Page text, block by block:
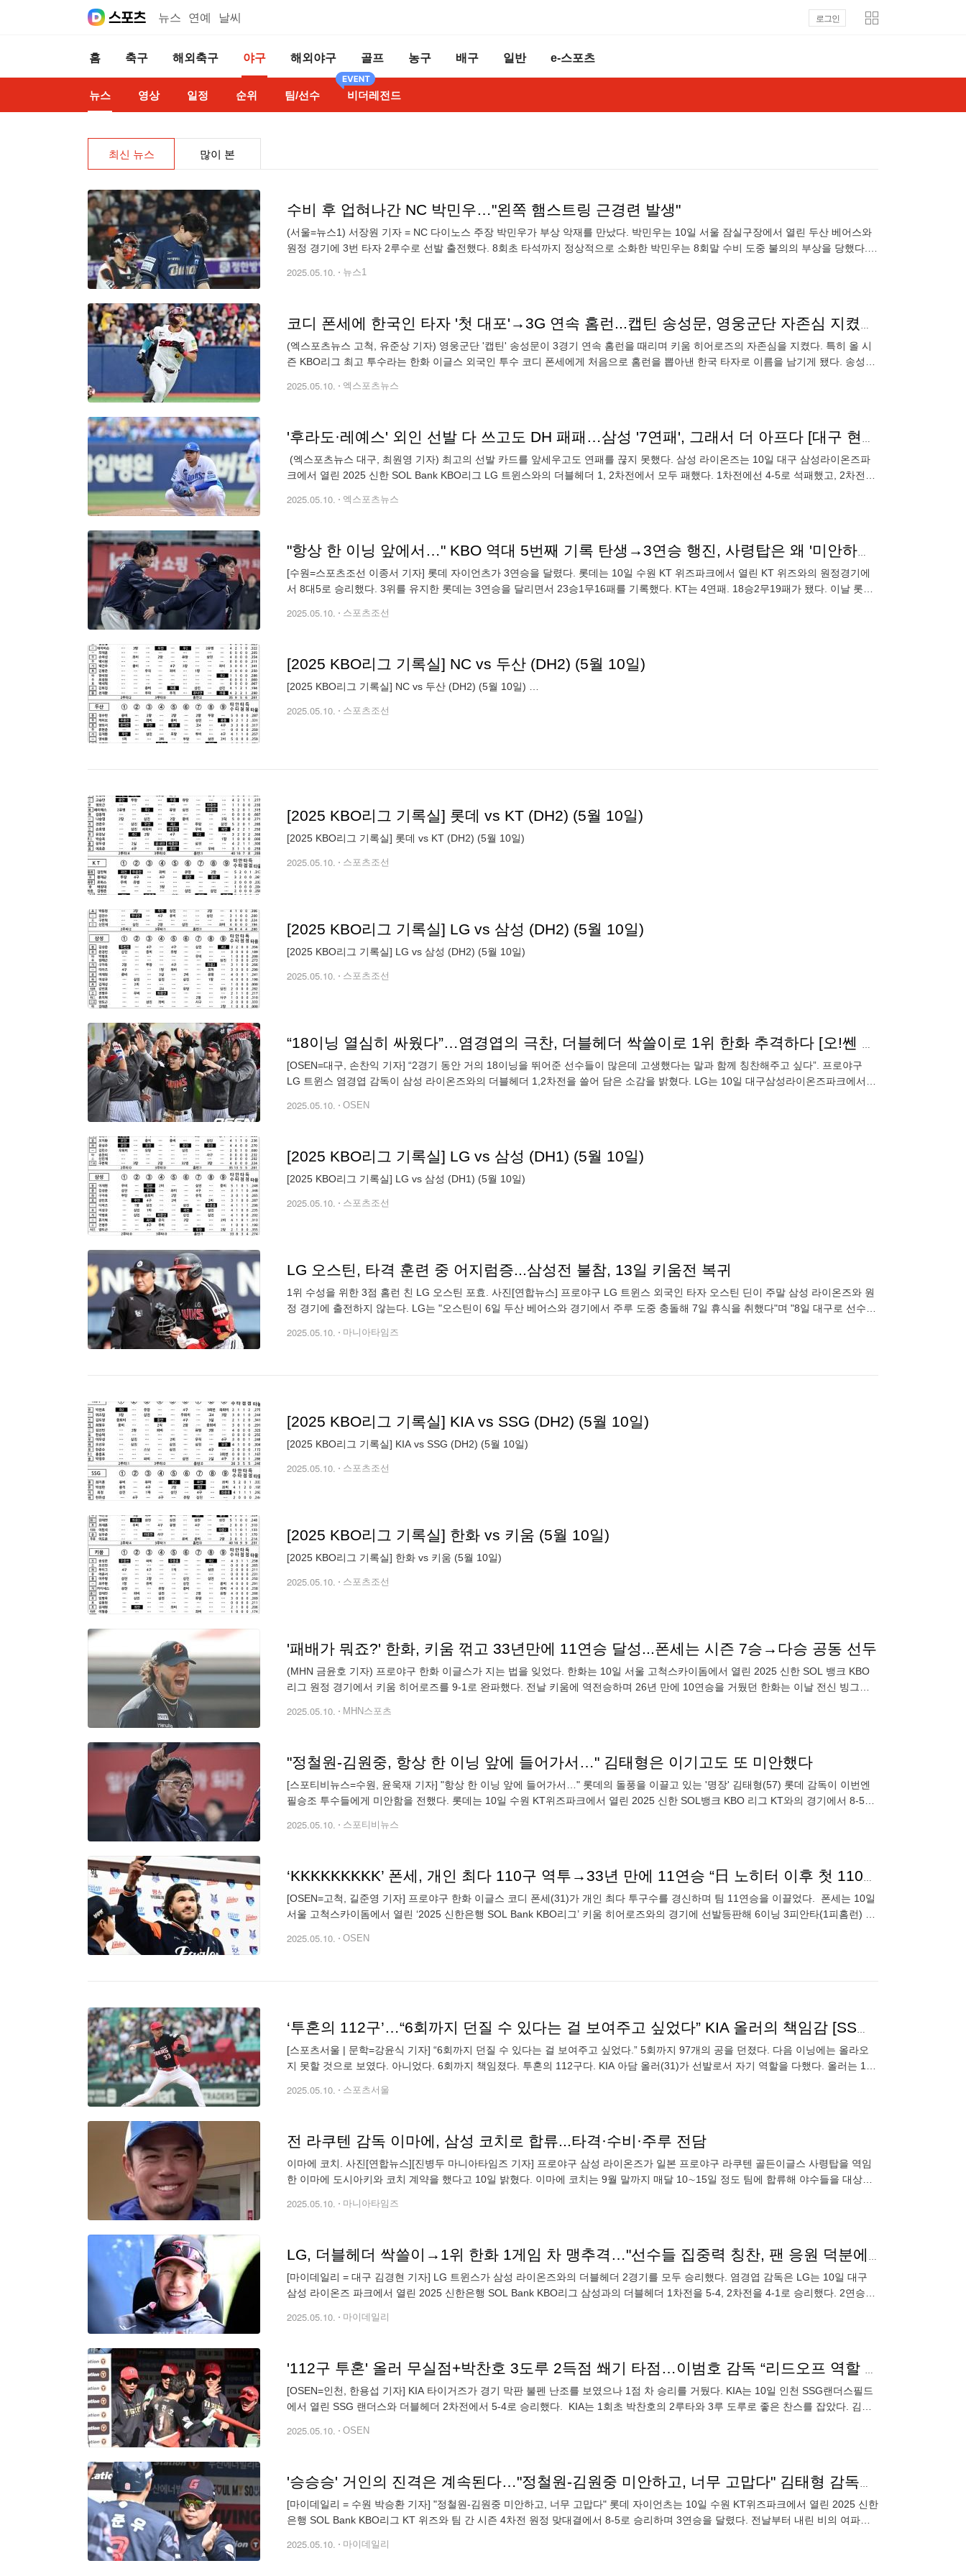
뉴스 연예 날씨 로그인
홈 축구 해외축구 야구 해외야구 골프 농구 배구 일반 e-스포츠
뉴스 영상 일정 순위 팀/선수 비더레전드
최신 뉴스 많이 본
수비 후 업혀나간 NC 박민우…"왼쪽 햄스트링 근경련 발생"
(서울=뉴스1) 서장원 기자 = NC 다이노스 주장 박민우가 부상 악재를 만났다. 박민우는 10일 서울 잠실구장에서 열린 두산 베어스와
원정 경기에 3번 타자 2루수로 선발 출전했다. 8회초 타석까지 정상적으로 소화한 박민우는 8회말 수비 도중 불의의 부상을 당했다. 1
2025.05.10. 뉴스1
코디 폰세에 한국인 타자 '첫 대포'→3G 연속 홈런...캡틴 송성문, 영웅군단 자존심 지켰다 [고척 현장]
(엑스포츠뉴스 고척, 유준상 기자) 영웅군단 '캡틴' 송성문이 3경기 연속 홈런을 때리며 키움 히어로즈의 자존심을 지켰다. 특히 올 시
즌 KBO리그 최고 투수라는 한화 이글스 외국인 투수 코디 폰세에게 처음으로 홈런을 뽑아낸 한국 타자로 이름을 남기게 됐다. 송성문
2025.05.10. 엑스포츠뉴스
'후라도·레예스' 외인 선발 다 쓰고도 DH 패패…삼성 '7연패', 그래서 더 아프다 [대구 현장]
​ (엑스포츠뉴스 대구, 최원영 기자) 최고의 선발 카드를 앞세우고도 연패를 끊지 못했다. 삼성 라이온즈는 10일 대구 삼성라이온즈파
크에서 열린 2025 신한 SOL Bank KBO리그 LG 트윈스와의 더블헤더 1, 2차전에서 모두 패했다. 1차전에선 4-5로 석패했고, 2차전에
2025.05.10. 엑스포츠뉴스
"항상 한 이닝 앞에서…" KBO 역대 5번째 기록 탄생→3연승 행진, 사령탑은 왜 '미안하다' 했을까
[수원=스포츠조선 이종서 기자] 롯데 자이언츠가 3연승을 달렸다. 롯데는 10일 수원 KT 위즈파크에서 열린 KT 위즈와의 원정경기에
서 8대5로 승리했다. 3위를 유지한 롯데는 3연승을 달리면서 23승1무16패를 기록했다. KT는 4연패. 18승2무19패가 됐다. 이날 롯데
2025.05.10. 스포츠조선
[2025 KBO리그 기록실] NC vs 두산 (DH2) (5월 10일)
[2025 KBO리그 기록실] NC vs 두산 (DH2) (5월 10일) …
2025.05.10. 스포츠조선
[2025 KBO리그 기록실] 롯데 vs KT (DH2) (5월 10일)
[2025 KBO리그 기록실] 롯데 vs KT (DH2) (5월 10일)
2025.05.10. 스포츠조선
[2025 KBO리그 기록실] LG vs 삼성 (DH2) (5월 10일)
[2025 KBO리그 기록실] LG vs 삼성 (DH2) (5월 10일)
2025.05.10. 스포츠조선
“18이닝 열심히 싸웠다”…염경엽의 극찬, 더블헤더 싹쓸이로 1위 한화 추격하다 [오!쎈 대구]
[OSEN=대구, 손찬익 기자] “2경기 동안 거의 18이닝을 뛰어준 선수들이 많은데 고생했다는 말과 함께 칭찬해주고 싶다”. 프로야구
LG 트윈스 염경엽 감독이 삼성 라이온즈와의 더블헤더 1,2차전을 쓸어 담은 소감을 밝혔다. LG는 10일 대구삼성라이온즈파크에서
2025.05.10. OSEN
[2025 KBO리그 기록실] LG vs 삼성 (DH1) (5월 10일)
[2025 KBO리그 기록실] LG vs 삼성 (DH1) (5월 10일)
2025.05.10. 스포츠조선
LG 오스틴, 타격 훈련 중 어지럼증...삼성전 불참, 13일 키움전 복귀
1위 수성을 위한 3점 홈런 친 LG 오스틴 포효. 사진[연합뉴스] 프로야구 LG 트윈스 외국인 타자 오스틴 딘이 주말 삼성 라이온즈와 원
정 경기에 출전하지 않는다. LG는 "오스틴이 6일 두산 베어스와 경기에서 주루 도중 충돌해 7일 휴식을 취했다"며 "8일 대구로 선수단
2025.05.10. 마니아타임즈
[2025 KBO리그 기록실] KIA vs SSG (DH2) (5월 10일)
[2025 KBO리그 기록실] KIA vs SSG (DH2) (5월 10일)
2025.05.10. 스포츠조선
[2025 KBO리그 기록실] 한화 vs 키움 (5월 10일)
[2025 KBO리그 기록실] 한화 vs 키움 (5월 10일)
2025.05.10. 스포츠조선
'패배가 뭐죠?' 한화, 키움 꺾고 33년만에 11연승 달성...폰세는 시즌 7승→다승 공동 선두
(MHN 금윤호 기자) 프로야구 한화 이글스가 지는 법을 잊었다. 한화는 10일 서울 고척스카이돔에서 열린 2025 신한 SOL 뱅크 KBO
리그 원정 경기에서 키움 히어로즈를 9-1로 완파했다. 전날 키움에 역전승하며 26년 만에 10연승을 거뒀던 한화는 이날 전신 빙그레
2025.05.10. MHN스포츠
"정철원-김원중, 항상 한 이닝 앞에 들어가서…" 김태형은 이기고도 또 미안했다
[스포티비뉴스=수원, 윤욱재 기자] "항상 한 이닝 앞에 들어가서…" 롯데의 돌풍을 이끌고 있는 '명장' 김태형(57) 롯데 감독이 이번엔
필승조 투수들에게 미안함을 전했다. 롯데는 10일 수원 KT위즈파크에서 열린 2025 신한 SOL뱅크 KBO 리그 KT와의 경기에서 8-5로
2025.05.10. 스포티비뉴스
‘KKKKKKKKK’ 폰세, 개인 최다 110구 역투→33년 만에 11연승 “日 노히터 이후 첫 110구, 언제든 팀에 기여하고 싶어” [오!쎈 고척]
[OSEN=고척, 길준영 기자] 프로야구 한화 이글스 코디 폰세(31)가 개인 최다 투구수를 경신하며 팀 11연승을 이끌었다. 폰세는 10일
서울 고척스카이돔에서 열린 ‘2025 신한은행 SOL Bank KBO리그’ 키움 히어로즈와의 경기에 선발등판해 6이닝 3피안타(1피홈런) 2
2025.05.10. OSEN
‘투혼의 112구’…“6회까지 던질 수 있다는 걸 보여주고 싶었다” KIA 올러의 책임감 [SS스타]
[스포츠서울 | 문학=강윤식 기자] “6회까지 던질 수 있다는 걸 보여주고 싶었다.” 5회까지 97개의 공을 던졌다. 다음 이닝에는 올라오
지 못할 것으로 보였다. 아니었다. 6회까지 책임졌다. 투혼의 112구다. KIA 아담 올러(31)가 선발로서 자기 역할을 다했다. 올러는 10
2025.05.10. 스포츠서울
전 라쿠텐 감독 이마에, 삼성 코치로 합류...타격·수비·주루 전담
이마에 코치. 사진[연합뉴스][진병두 마니아타임즈 기자] 프로야구 삼성 라이온즈가 일본 프로야구 라쿠텐 골든이글스 사령탑을 역임
한 이마에 도시아키와 코치 계약을 했다고 10일 밝혔다. 이마에 코치는 9월 말까지 매달 10∼15일 정도 팀에 합류해 야수들을 대상으
2025.05.10. 마니아타임즈
LG, 더블헤더 싹쓸이→1위 한화 1게임 차 맹추격…"선수들 집중력 칭찬, 팬 응원 덕분에 모두 승리" [MD대구]
[마이데일리 = 대구 김경현 기자] LG 트윈스가 삼성 라이온즈와의 더블헤더 2경기를 모두 승리했다. 염경엽 감독은 LG는 10일 대구
삼성 라이온즈 파크에서 열린 2025 신한은행 SOL Bank KBO리그 삼성과의 더블헤더 1차전을 5-4, 2차전을 4-1로 승리했다. 2연승을
2025.05.10. 마이데일리
'112구 투혼' 올러 무실점+박찬호 3도루 2득점 쐐기 타점…이범호 감독 “리드오프 역할 박찬호와 투지 보여준 올러 칭찬해" [오!쎈 인천]
[OSEN=인천, 한용섭 기자] KIA 타이거즈가 경기 막판 불펜 난조를 보였으나 1점 차 승리를 거뒀다. KIA는 10일 인천 SSG랜더스필드
에서 열린 SSG 랜더스와 더블헤더 2차전에서 5-4로 승리했다. KIA는 1회초 박찬호의 2루타와 3루 도루로 좋은 찬스를 잡았다. 김도
2025.05.10. OSEN
'승승승' 거인의 진격은 계속된다…"정철원-김원중 미안하고, 너무 고맙다" 김태형 감독의 특급찬사 [MD수원]
[마이데일리 = 수원 박승환 기자] "정철원-김원중 미안하고, 너무 고맙다" 롯데 자이언츠는 10일 수원 KT위즈파크에서 열린 2025 신한
은행 SOL Bank KBO리그 KT 위즈와 팀 간 시즌 4차전 원정 맞대결에서 8-5로 승리하며 3연승을 달렸다. 전날부터 내린 비의 여파로
2025.05.10. 마이데일리